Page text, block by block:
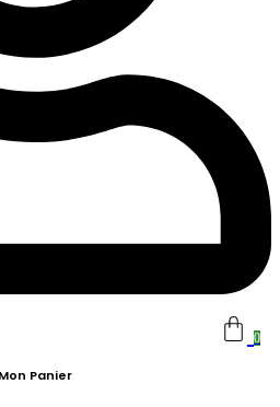
0
Mon Panier